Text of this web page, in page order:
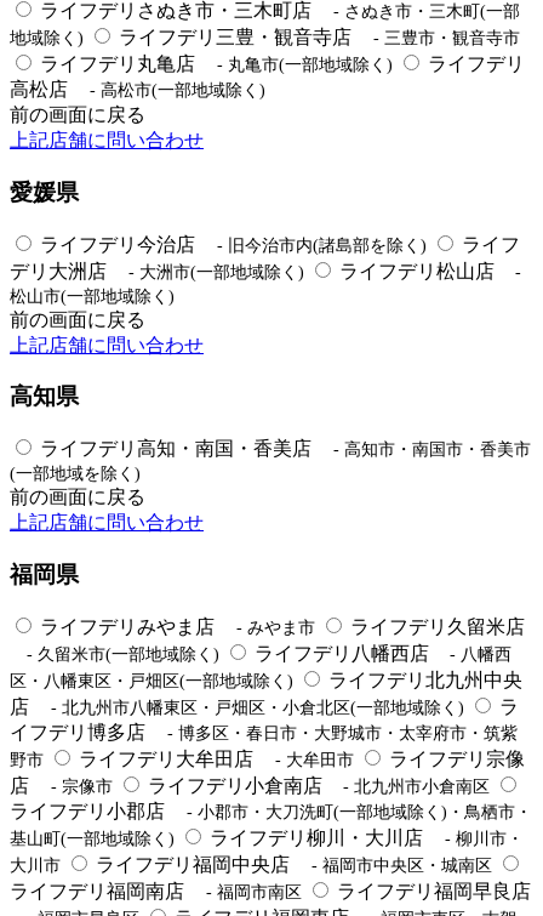
ライフデリさぬき市・三木町店
- さぬき市・三木町(一部
地域除く)
ライフデリ三豊・観音寺店 - 三豊市・観音寺市
ライフデリ丸亀店 - 丸亀市(一部地域除く)
ライフデリ
高松店
- 高松市(一部地域除く)
前の画面に戻る
上記店舗に問い合わせ
愛媛県
ライフデリ今治店 - 旧今治市内(諸島部を除く)
ライフ
デリ大洲店
- 大洲市(一部地域除く) ライフデリ松山店
-
松山市(一部地域除く)
前の画面に戻る
上記店舗に問い合わせ
高知県
ライフデリ高知・南国・香美店
- 高知市・南国市・香美市
(一部地域を除く)
前の画面に戻る
上記店舗に問い合わせ
福岡県
ライフデリみやま店 - みやま市 ライフデリ久留米店
- 久留米市(一部地域除く) ライフデリ八幡西店
- 八幡西
区・八幡東区・戸畑区(一部地域除く)
ライフデリ北九州中央
店
- 北九州市八幡東区・戸畑区・小倉北区(一部地域除く)
ラ
イフデリ博多店
- 博多区・春日市・大野城市・太宰府市・筑紫
野市
ライフデリ大牟田店 - 大牟田市
ライフデリ宗像
店
- 宗像市 ライフデリ小倉南店 - 北九州市小倉南区
ライフデリ小郡店
- 小郡市・大刀洗町(一部地域除く)・鳥栖市・
基山町(一部地域除く)
ライフデリ柳川・大川店
- 柳川市・
大川市
ライフデリ福岡中央店 - 福岡市中央区・城南区
ライフデリ福岡南店 - 福岡市南区 ライフデリ福岡早良店